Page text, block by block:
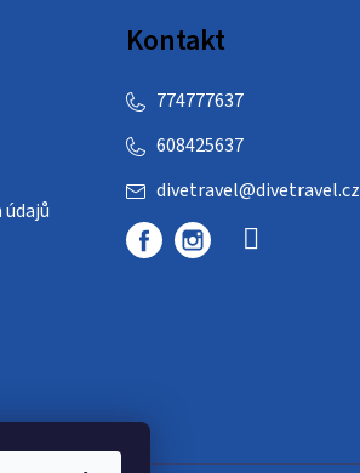
Kontakt
divetravel@divetravel.cz
608425637
774777637